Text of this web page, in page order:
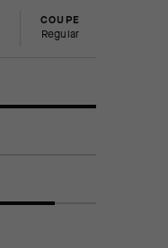
COUPE
regular